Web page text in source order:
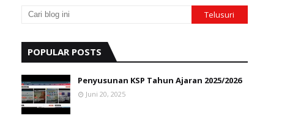
POPULAR POSTS
Penyusunan KSP Tahun Ajaran 2025/2026
Juni 20, 2025